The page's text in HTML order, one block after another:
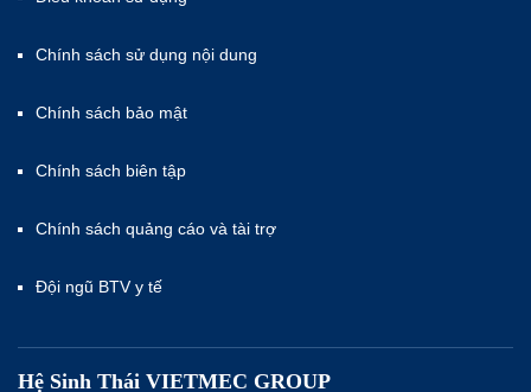
Chính sách sử dụng nội dung
Chính sách bảo mật
Chính sách biên tập
Chính sách quảng cáo và tài trợ
Đội ngũ BTV y tế
Hệ Sinh Thái VIETMEC GROUP